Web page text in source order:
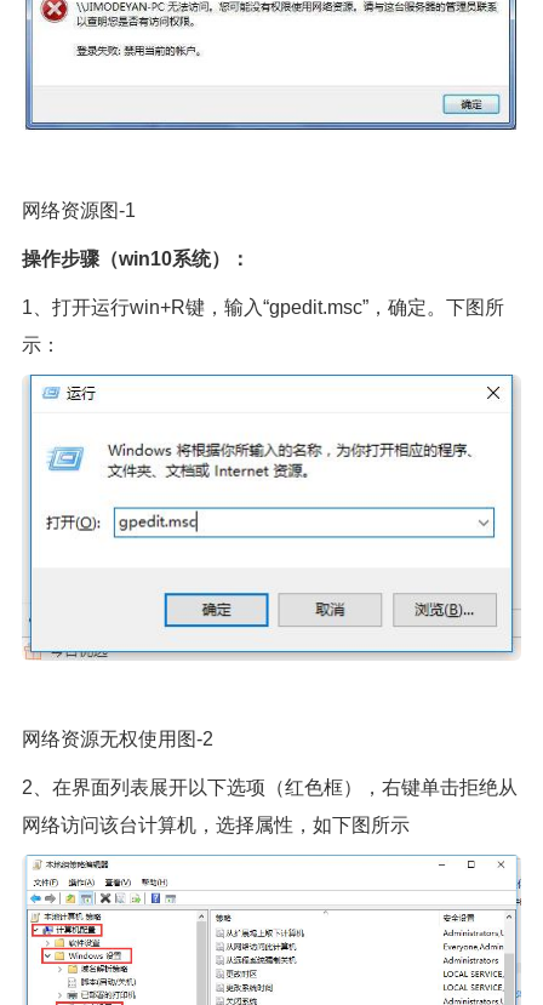
网络资源图-1
操作步骤（win10系统）：
1、打开运行win+R键，输入“gpedit.msc”，确定。下图所
示：
网络资源无权使用图-2
2、在界面列表展开以下选项（红色框），右键单击拒绝从
网络访问该台计算机，选择属性，如下图所示